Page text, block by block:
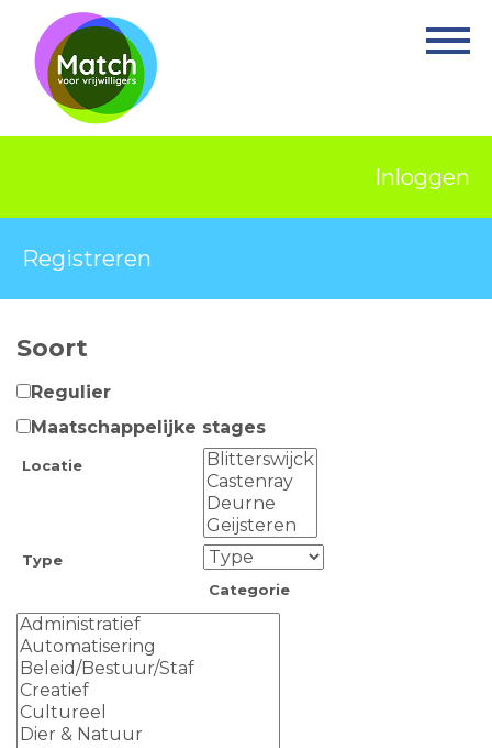
Home
Activiteiten
Projecten
Over Match
Ervaringsplek
Contact
Inloggen
Registreren
Soort
Regulier
Maatschappelijke stages
Locatie
Type
Categorie